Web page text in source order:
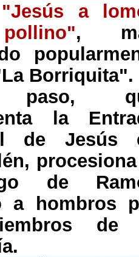
a
,
Borriquita".
paso,
la
de Jesús
de
a hombros
de